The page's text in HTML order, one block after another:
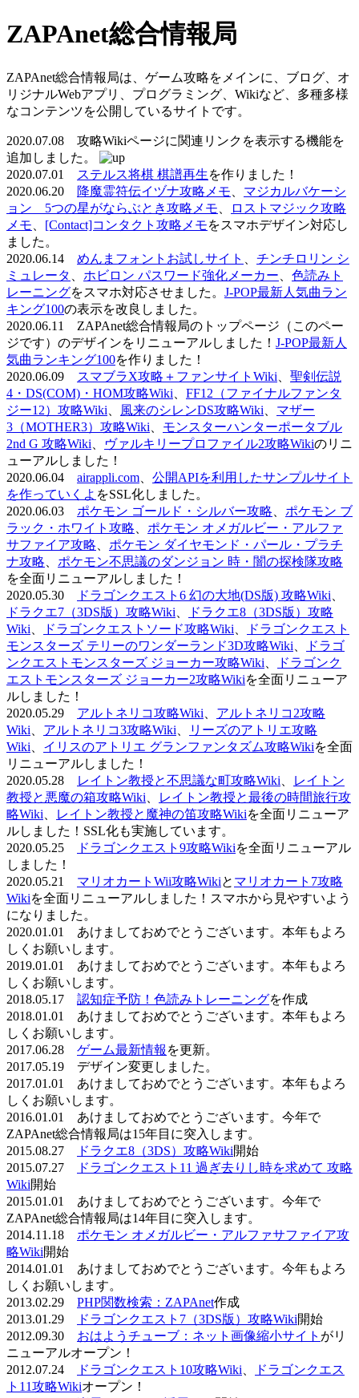
ZAPAnet総合情報局
ZAPAnet総合情報局は、ゲーム攻略をメインに、ブログ、オ
リジナルWebアプリ、プログラミング、Wikiなど、多種多様
なコンテンツを公開しているサイトです。
2020.07.08 攻略Wikiページに関連リンクを表示する機能を
追加しました。
2020.07.01
ステルス将棋 棋譜再生を作りました！
2020.06.20
降魔霊符伝イヅナ攻略メモ
マジカルバケーシ
ョン 5つの星がならぶとき攻略メモ
ロストマジック攻略
メモ
[Contact]コンタクト攻略メモをスマホデザイン対応し
ました。
2020.06.14 めんまフォントお試しサイト
チンチロリン シ
ミュレータ
ホビロン パスワード強化メーカー
色読みト
レーニングをスマホ対応させました。 J-POP最新人気曲ラン
キング100の表示を改良しました。
2020.06.11 ZAPAnet総合情報局のトップページ（このペー
ジです）のデザインをリニューアルしました！ J-POP最新人
気曲ランキング100を作りました！
2020.06.09
スマブラX攻略＋ファンサイトWiki
聖剣伝説
4・DS(COM)・HOM攻略Wiki
FF12（ファイナルファンタ
ジー12）攻略Wiki
風来のシレンDS攻略Wiki
マザー
3（MOTHER3）攻略Wiki
モンスターハンターポータブル
2nd G 攻略Wiki
ヴァルキリープロファイル2攻略Wikiのリニ
ューアルしました！
2020.06.04 airappli.com
公開APIを利用したサンプルサイト
を作っていくよ をSSL化しました。
2020.06.03 ポケモン ゴールド・シルバー攻略
ポケモン ブ
ラック・ホワイト攻略
ポケモン オメガルビー・アルファ
サファイア攻略
ポケモン ダイヤモンド・パール・プラチ
ナ攻略
ポケモン不思議のダンジョン 時・闇の探検隊攻略
を全面リニューアルしました！
2020.05.30
ドラゴンクエスト6 幻の大地(DS版) 攻略Wiki
ドラクエ7（3DS版）攻略Wiki
ドラクエ8（3DS版）攻略
Wiki
ドラゴンクエストソード攻略Wiki
ドラゴンクエスト
モンスターズ テリーのワンダーランド3D攻略Wiki
ドラゴ
ンクエストモンスターズ ジョーカー攻略Wiki
ドラゴンク
エストモンスターズ ジョーカー2攻略Wikiを全面リニューア
ルしました！
2020.05.29 アルトネリコ攻略Wiki
アルトネリコ2攻略
Wiki
アルトネリコ3攻略Wiki
リーズのアトリエ攻略
Wiki
イリスのアトリエ グランファンタズム攻略Wikiを全面
リニューアルしました！
2020.05.28
レイトン教授と不思議な町攻略Wiki
レイトン
教授と悪魔の箱攻略Wiki
レイトン教授と最後の時間旅行攻
略Wiki
レイトン教授と魔神の笛攻略Wikiを全面リニューア
ルしました！SSL化も実施しています。
2020.05.25
ドラゴンクエスト9攻略Wikiを全面リニューアル
しました！
2020.05.21 マリオカートWii攻略Wikiと マリオカート7攻略
Wikiを全面リニューアルしました！スマホから見やすいよう
になりました。
2020.01.01 あけましておめでとうございます。本年もよろ
しくお願いします。
2019.01.01 あけましておめでとうございます。本年もよろ
しくお願いします。
2018.05.17 認知症予防！色読みトレーニングを作成
2018.01.01 あけましておめでとうございます。本年もよろ
しくお願いします。
2017.06.28 ゲーム最新情報 を更新。
2017.05.19 デザイン変更しました。
2017.01.01 あけましておめでとうございます。本年もよろ
しくお願いします。
2016.01.01 あけましておめでとうございます。今年で
ZAPAnet総合情報局は15年目に突入します。
2015.08.27
ドラクエ8（3DS）攻略Wiki開始
2015.07.27
ドラゴンクエスト11 過ぎ去りし時を求めて 攻略
Wiki開始
2015.01.01 あけましておめでとうございます。今年で
ZAPAnet総合情報局は14年目に突入します。
2014.11.18 ポケモン オメガルビー・アルファサファイア攻
略Wiki開始
2014.01.01 あけましておめでとうございます。今年もよろ
しくお願いします。
2013.02.29 PHP関数検索：ZAPAnet作成
2013.01.29
ドラゴンクエスト7（3DS版）攻略Wiki開始
2012.09.30 おはようチューブ：ネット画像縮小サイト がリ
ニューアルオープン！
2012.07.24
ドラゴンクエスト10攻略Wiki
ドラゴンクエス
ト11攻略Wikiオープン！